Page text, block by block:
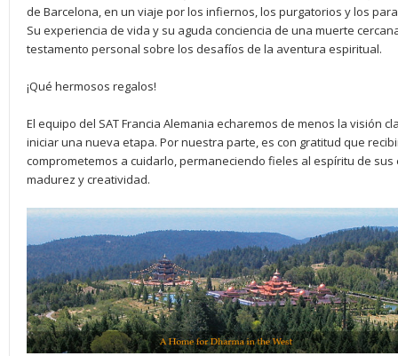
de Barcelona, en un viaje por los infiernos, los purgatorios y los
Su experiencia de vida y su aguda conciencia de una muerte
testamento personal sobre los desafíos de la aventura espiritual.
¡Qué hermosos regalos!
El equipo del SAT Francia Alemania echaremos de menos la visión
iniciar una nueva etapa. Por nuestra parte, es con gratitud que
comprometemos a cuidarlo, permaneciendo fieles al espíritu de
madurez y creatividad.